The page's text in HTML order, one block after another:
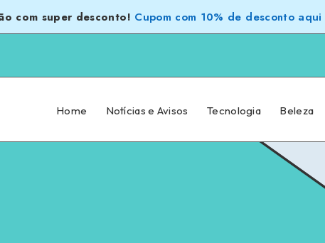
com super desconto! Cupom com 10% de desconto aqui
Home Notícias e Avisos Tecnologia Beleza